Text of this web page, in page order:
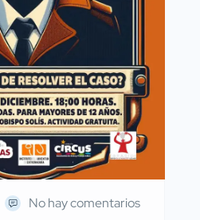
No hay comentarios